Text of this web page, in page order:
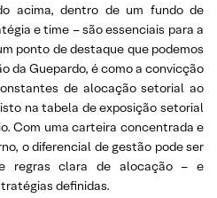
acima, dentro de um fundo de
e time – são essenciais para a
ponto de destaque que podemos
da Guepardo, é como a convicção
de alocação setorial ao
na tabela de exposição setorial
Com uma carteira concentrada e
o diferencial de gestão pode ser
regras clara de alocação – e
definidas.